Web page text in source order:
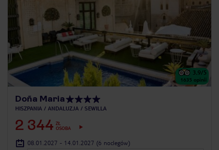
3.9/5
1635 opinii
Doña Maria
HISZPANIA ANDALUZJA SEWILLA
2 344 ZŁ
OSOBA
08.01.2027 - 14.01.2027 (6 noclegów)